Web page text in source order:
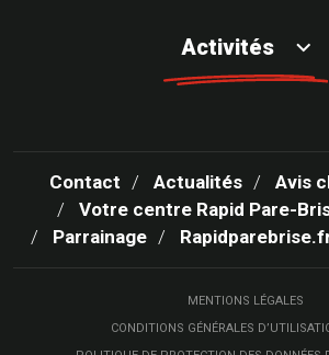
Activités
Contact Actualités Avis
Votre centre Rapid Pare-
Parrainage
MENTIONS LÉGALES
CONDITIONS GÉNÉRALES